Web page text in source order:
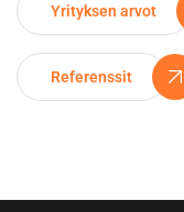
Yrityksen arvot
Referenssit